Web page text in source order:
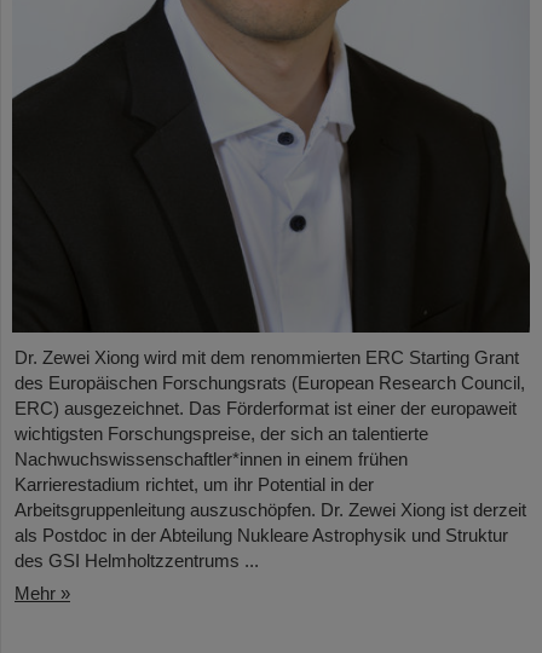
Dr. Zewei Xiong wird mit dem renommierten ERC Starting Grant
des Europäischen Forschungsrats (European Research Council,
ERC) ausgezeichnet. Das Förderformat ist einer der europaweit
wichtigsten Forschungspreise, der sich an talentierte
Nachwuchswissenschaftler*innen in einem frühen
Karrierestadium richtet, um ihr Potential in der
Arbeitsgruppenleitung auszuschöpfen. Dr. Zewei Xiong ist derzeit
als Postdoc in der Abteilung Nukleare Astrophysik und Struktur
des GSI Helmholtzzentrums ...
Mehr »